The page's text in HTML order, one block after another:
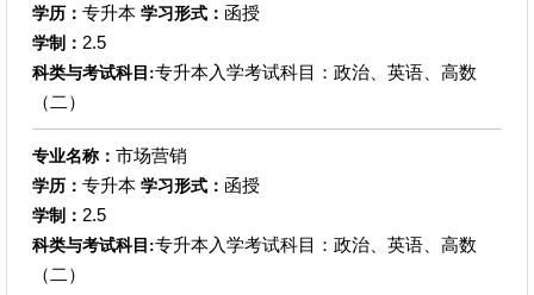
学历： 专升本 学习形式： 函授
学制： 2.5
科类与考试科目:专升本入学考试科目：政治、英语、高数
（二）
专业名称： 市场营销
学历： 专升本 学习形式： 函授
学制： 2.5
科类与考试科目:专升本入学考试科目：政治、英语、高数
（二）